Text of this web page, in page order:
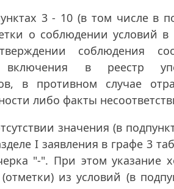
3 - 10 (в том числе в
о соблюдении условий в
соблюдения
включения в реестр
в противном случае
либо факты
значения (в
I заявления в графе 3
"-". При этом указание
из условий (в